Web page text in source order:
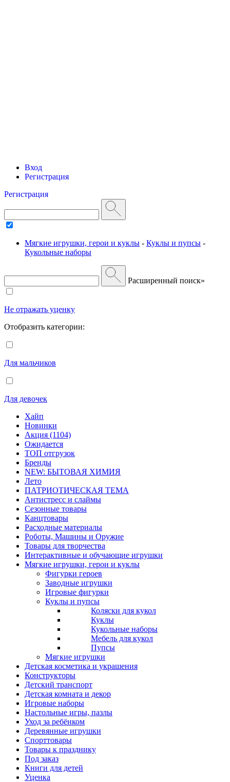
Вход
Регистрация
Регистрация
Мягкие игрушки, герои и куклы - Куклы и пупсы -
Кукольные наборы
Расширенный поиск»
Не отражать уценку
Отобразить категории:
Для мальчиков
Для девочек
Хайп
Новинки
Акция (1104)
Ожидается
ТОП отгрузок
Бренды
NEW: БЫТОВАЯ ХИМИЯ
Лето
ПАТРИОТИЧЕСКАЯ ТЕМА
Антистресс и слаймы
Сезонные товары
Канцтовары
Расходные материалы
Роботы, Машины и Оружие
Товары для творчества
Интерактивные и обучающие игрушки
Мягкие игрушки, герои и куклы
Фигурки героев
Заводные игрушки
Игровые фигурки
Куклы и пупсы
Коляски для кукол
Куклы
Кукольные наборы
Мебель для кукол
Пупсы
Мягкие игрушки
Детская косметика и украшения
Конструкторы
Детский транспорт
Детская комната и декор
Игровые наборы
Настольные игры, пазлы
Уход за ребёнком
Деревянные игрушки
Спорттовары
Товары к празднику
Под заказ
Книги для детей
Уценка